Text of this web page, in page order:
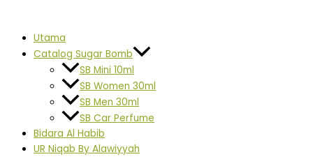
contentUtama
Catalog Sugar Bomb
SB Mini 10ml
SB Women 30ml
SB Men 30ml
SB Car Perfume
Bidara Al Habib
UR Niqab By Alawiyyah
was:
RM29.00.RM25.00.
500ml
quantity